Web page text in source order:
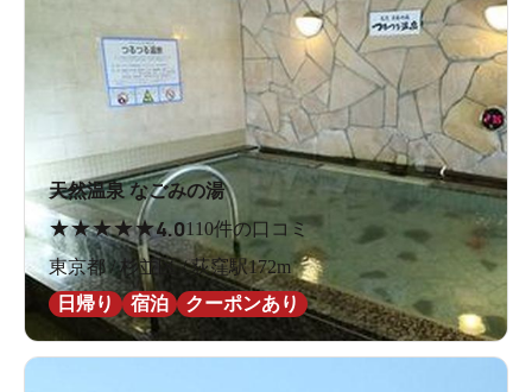
天然温泉 なごみの湯
★★★★★4.0110件の口コミ
東京都 / 杉並区 / 荻窪駅172m
日帰り
宿泊 クーポンあり